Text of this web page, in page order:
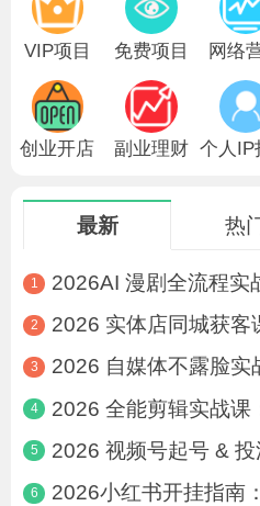
2026年8月9日签
VIP项目 免费项目 网络
创业开店 副业理财 个人IP
最新 热
1 2026AI 漫剧全流程实
2 2026 实体店同城获客
3 2026 自媒体不露脸实
4 2026 全能剪辑实战课
5 2026 视频号起号 &
6 2026小红书开挂指南